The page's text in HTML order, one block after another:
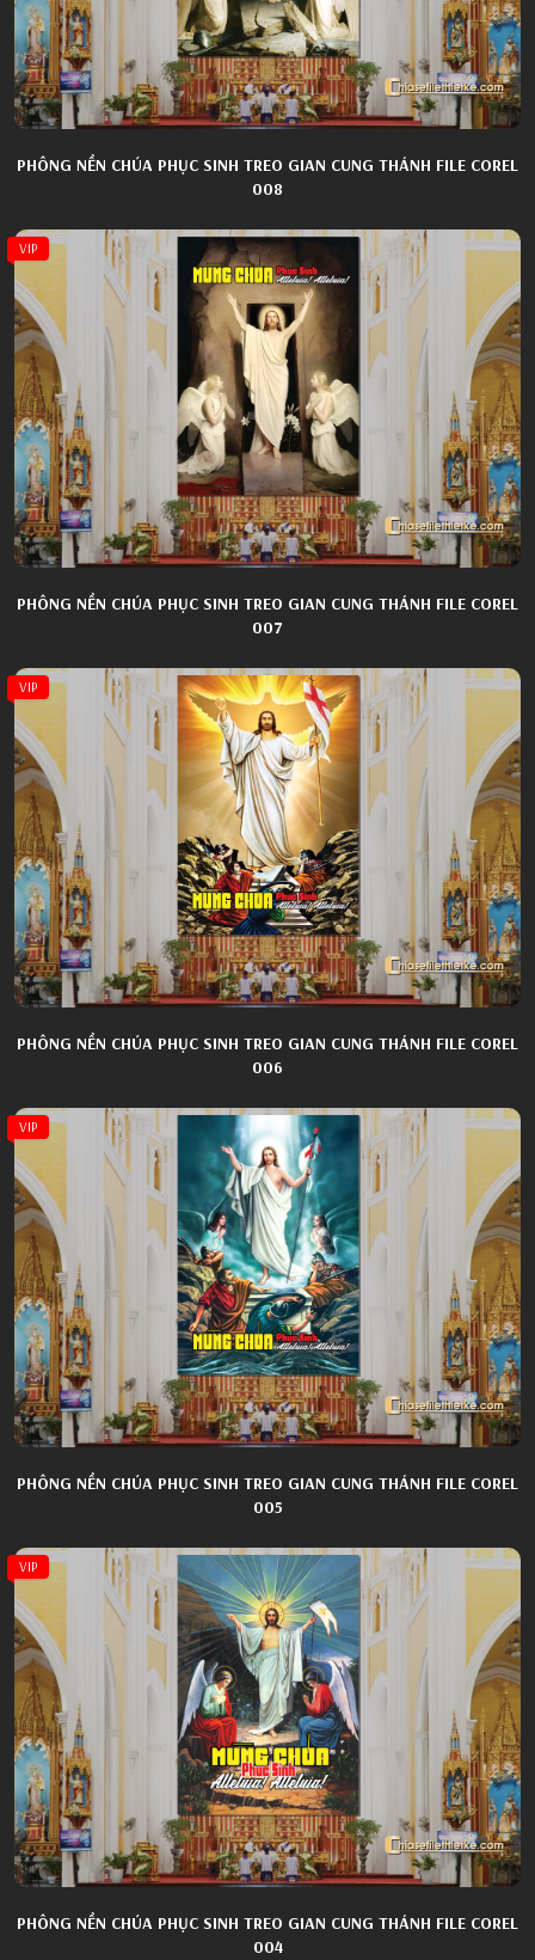
PHÔNG NỀN CHÚA PHỤC SINH TREO GIAN CUNG THÁNH FILE COREL
008
VIP
PHÔNG NỀN CHÚA PHỤC SINH TREO GIAN CUNG THÁNH FILE COREL
007
VIP
PHÔNG NỀN CHÚA PHỤC SINH TREO GIAN CUNG THÁNH FILE COREL
006
VIP
PHÔNG NỀN CHÚA PHỤC SINH TREO GIAN CUNG THÁNH FILE COREL
005
VIP
PHÔNG NỀN CHÚA PHỤC SINH TREO GIAN CUNG THÁNH FILE COREL
004